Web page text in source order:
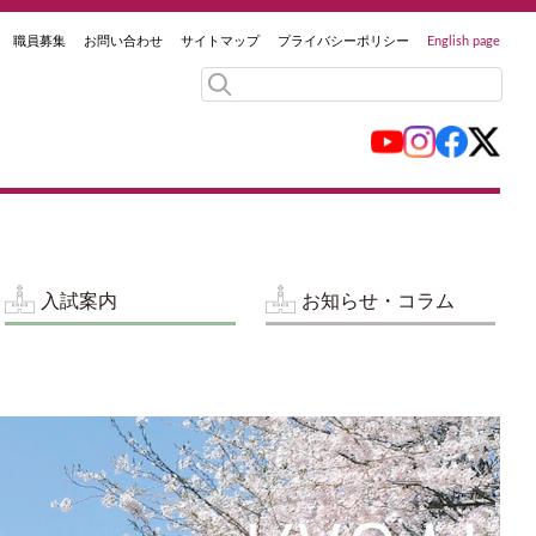
職員募集 お問い合わせ サイトマップ プライバシーポリシー English page
入試案内 お知らせ・コラム